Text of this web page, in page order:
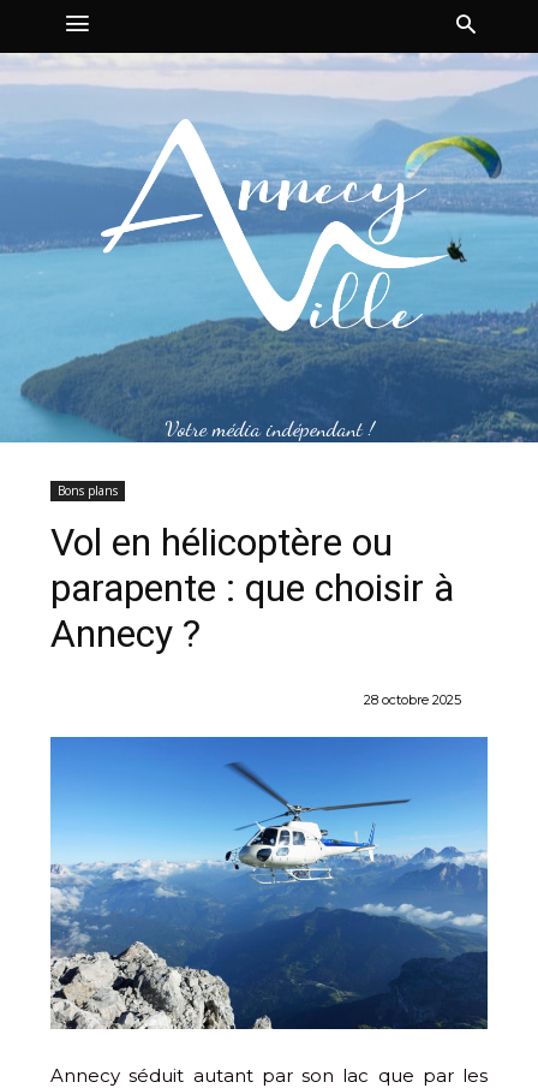
Votre média indépendant !
Bons plans
Vol en hélicoptère ou
parapente : que choisir à
Annecy ?
28 octobre 2025
Annecy séduit autant par son lac que par les